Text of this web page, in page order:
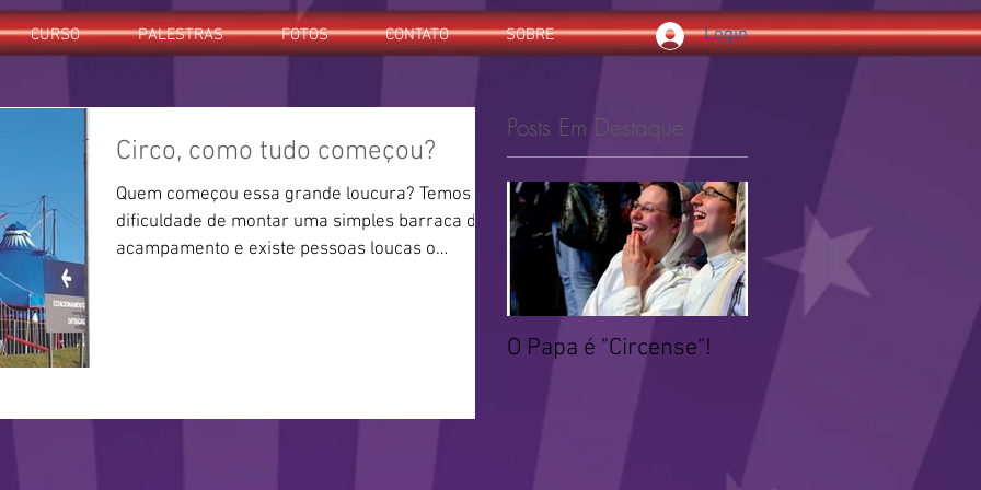
CURSO PALESTRAS FOTOS CONTATO SOBRE Login
Circo, como tudo começou?
Quem começou essa grande loucura? Temos
dificuldade de montar uma simples barraca de
acampamento e existe pessoas loucas o
Posts Em Destaque
O Papa é "Circense"!